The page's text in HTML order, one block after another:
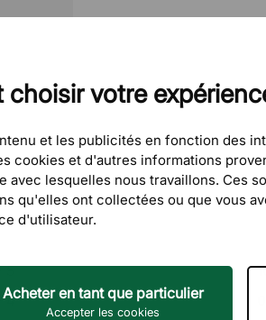
choisir votre
et les publicités en fonction des
cookies et d'autres informations
avec lesquelles nous travaillons. Ces
qu'elles ont collectées ou que vous
d'utilisateur.
Acheter en tant que particulier
Accepter les cookies
5
4